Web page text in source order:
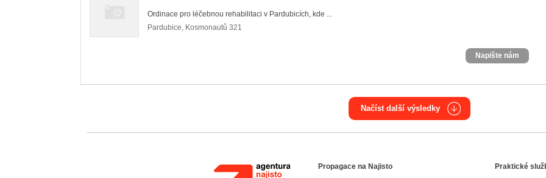
Ordinace pro léčebnou rehabilitaci v Pardubicích, kde ...
Pardubice, Kosmonautů 321
Napište nám
Načíst další výsledky
Agentura NajistoPropagace na Najisto Praktické